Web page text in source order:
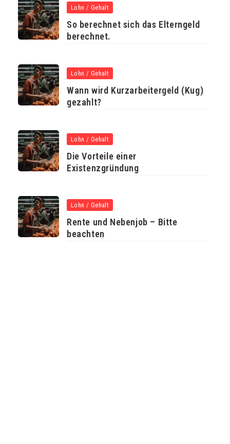
Lohn / Gehalt
So berechnet sich das Elterngeld
berechnet.
Lohn / Gehalt
Wann wird Kurzarbeitergeld (Kug)
gezahlt?
Lohn / Gehalt
Die Vorteile einer
Existenzgründung
Lohn / Gehalt
Rente und Nebenjob – Bitte
beachten